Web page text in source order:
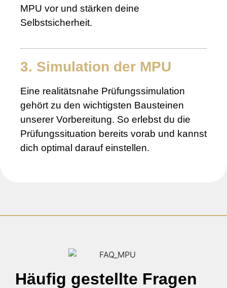
MPU vor und stärken deine
Selbstsicherheit.
3. Simulation der MPU
Eine realitätsnahe Prüfungssimulation
gehört zu den wichtigsten Bausteinen
unserer Vorbereitung. So erlebst du die
Prüfungssituation bereits vorab und kannst
dich optimal darauf einstellen.
Häufig gestellte Fragen